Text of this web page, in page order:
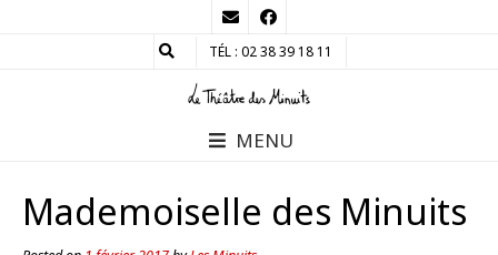
TÉL : 02 38 39 18 11
MENU
Mademoiselle des Minuits